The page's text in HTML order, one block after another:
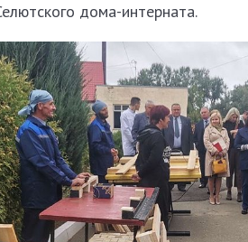
дома-интерната.